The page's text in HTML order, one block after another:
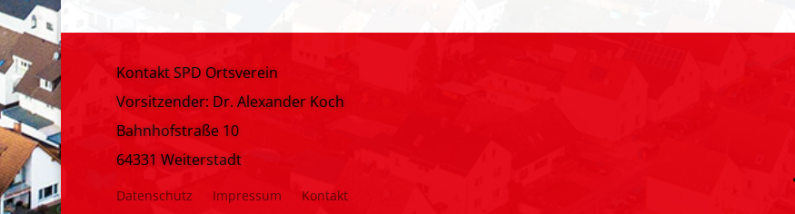
Kontakt SPD Ortsverein
Vorsitzender: Dr. Alexander Koch
Bahnhofstraße 10
64331 Weiterstadt
Datenschutz Impressum Kontakt